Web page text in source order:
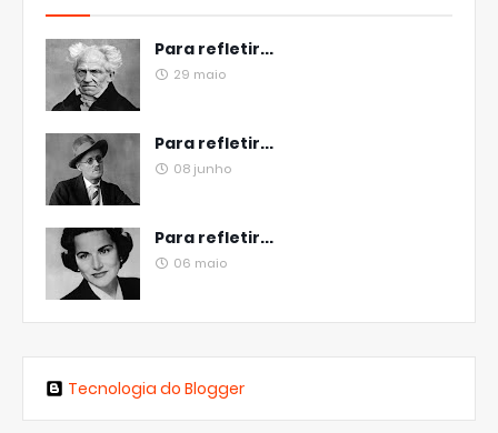
Para refletir...
29 maio
Para refletir...
08 junho
Para refletir...
06 maio
Tecnologia do Blogger